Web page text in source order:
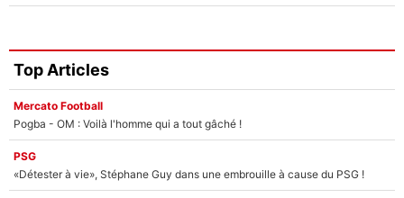
Top Articles
Mercato Football
Pogba - OM : Voilà l'homme qui a tout gâché !
PSG
«Détester à vie», Stéphane Guy dans une embrouille à cause du PSG !